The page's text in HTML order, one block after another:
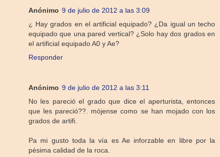
Anónimo 9 de julio de 2012 a las 3:09
¿ Hay grados en el artificial equipado? ¿Da igual un techo
equipado que una pared vertical? ¿Solo hay dos grados en
el artificial equipado A0 y Ae?
Responder
Anónimo 9 de julio de 2012 a las 3:11
No les pareció el grado que dice el aperturista, entonces
que les pareció??. mójense como se han mojado con los
grados de artifi.
Pa mi gusto toda la vía es Ae inforzable en libre por la
pésima calidad de la roca.